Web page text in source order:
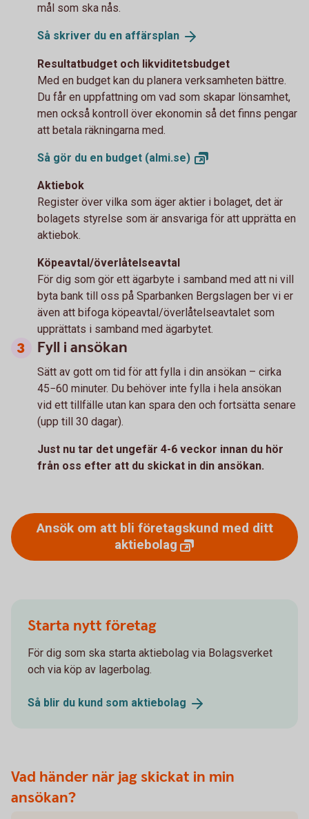
mål som ska nås.
Så skriver du en affärsplan
Resultatbudget och likviditetsbudget
Med en budget kan du planera verksamheten bättre.
Du får en uppfattning om vad som skapar lönsamhet,
men också kontroll över ekonomin så det finns pengar
att betala räkningarna med.
Så gör du en budget (almi.se)
Aktiebok
Register över vilka som äger aktier i bolaget, det är
bolagets styrelse som är ansvariga för att upprätta en
aktiebok.
Köpeavtal/överlåtelseavtal
För dig som gör ett ägarbyte i samband med att ni vill
byta bank till oss på Sparbanken Bergslagen ber vi er
även att bifoga köpeavtal/överlåtelseavtalet som
upprättats i samband med ägarbytet.
Fyll i ansökan
Sätt av gott om tid för att fylla i din ansökan – cirka
45−60 minuter. Du behöver inte fylla i hela ansökan
vid ett tillfälle utan kan spara den och fortsätta senare
(upp till 30 dagar).
Just nu tar det ungefär 4-6 veckor innan du hör
från oss efter att du skickat in din ansökan.
Ansök om att bli företagskund med ditt
aktiebolag
Starta nytt företag
För dig som ska starta aktiebolag via Bolagsverket
och via köp av lagerbolag.
Så blir du kund som aktiebolag
Vad händer när jag skickat in min
ansökan?